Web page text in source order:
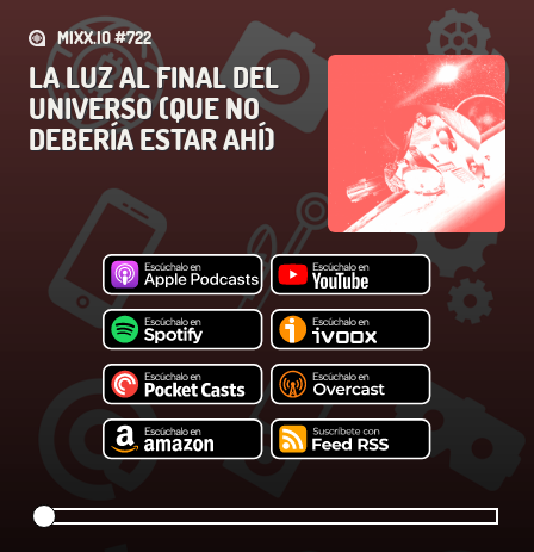
MIXX.IO #722
LA LUZ AL FINAL DEL
UNIVERSO (QUE NO
DEBERÍA ESTAR AHÍ)